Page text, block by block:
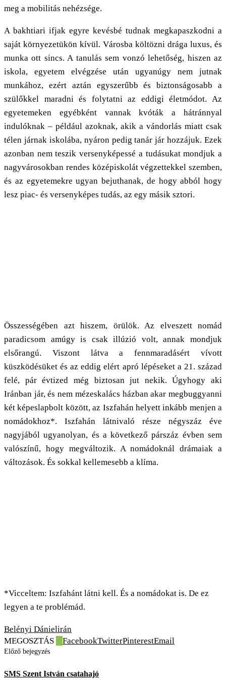
meg a mobilitás nehézsége.
A bakhtiari ifjak egyre kevésbé tudnak megkapaszkodni a
saját környezetükön kívül. Városba költözni drága luxus, és
munka ott sincs. A tanulás sem vonzó lehetőség, hiszen az
iskola, egyetem elvégzése után ugyanúgy nem jutnak
munkához, ezért aztán egyszerűbb és biztonságosabb a
szülőkkel maradni és folytatni az eddigi életmódot. Az
egyetemeken egyébként vannak kvóták a hátránnyal
indulóknak – például azoknak, akik a vándorlás miatt csak
télen járnak iskolába, nyáron pedig tanár jár hozzájuk. Ezek
azonban nem teszik versenyképessé a tudásukat mondjuk a
nagyvárosokban rendes középiskolát végzettekkel szemben,
és az egyetemekre ugyan bejuthanak, de hogy abból hogy
lesz piac- és versenyképes tudás, az egy másik sztori.
Összességében azt hiszem, örülök. Az elveszett nomád
paradicsom amúgy is csak illúzió volt, annak mondjuk
elsőrangú. Viszont látva a fennmaradásért vívott
küszködésüket és az eddig elért apró lépéseket a 21. század
felé, pár évtized még biztosan jut nekik. Úgyhogy aki
Iránban jár, és nem mézeskalács házban akar megbuggyanni
két képeslapbolt között, az Iszfahán helyett inkább menjen a
nomádokhoz*. Iszfahán látnivaló része négyszáz éve
nagyjából ugyanolyan, és a következő párszáz évben sem
valószínű, hogy megváltozik. A nomádoknál drámaiak a
változások. És sokkal kellemesebb a klíma.
*Vicceltem: Iszfahánt látni kell. És a nomádokat is. De ez
legyen a te problémád.
Belényi Dánielirán
MEGOSZTÁS
FacebookTwitterPinterestEmail
Előző bejegyzés
SMS Szent István csatahajó